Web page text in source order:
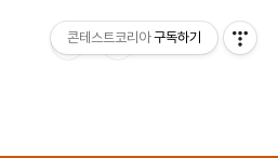
콘테스트코리아 구독하기